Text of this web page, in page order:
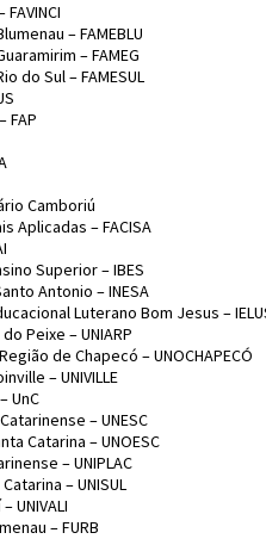
– FAMEBLU
– FAMEG
do Sul – FAMESUL
FAP
Camboriú
Aplicadas – FACISA
Superior – IBES
Antonio – INESA
Luterano Bom Jesus –
Peixe – UNIARP
de Chapecó – UNOCHAPECÓ
– UNIVILLE
UnC
– UNESC
Catarina – UNOESC
– UNIPLAC
– UNISUL
UNIVALI
– FURB